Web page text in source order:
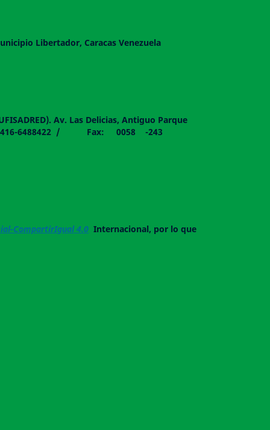
Libertador, Caracas Venezuela
Av. Las Delicias, Antiguo Parque
- 0416-6488422 / Fax: 0058 -243
CompartirIgual 4.0 Internacional, por lo que